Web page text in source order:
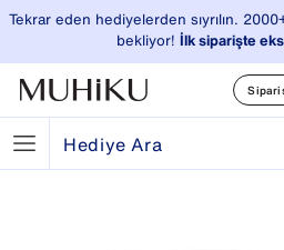
Tekrar eden hediyelerden sıyrılın.
bekliyor! İlk siparişte